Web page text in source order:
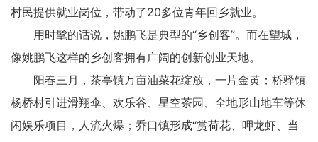
村民提供就业岗位，带动了20多位青年回乡就业。
用时髦的话说，姚鹏飞是典型的“乡创客”。而在望城，
像姚鹏飞这样的乡创客拥有广阔的创新创业天地。
阳春三月，茶亭镇万亩油菜花绽放，一片金黄；桥驿镇
杨桥村引进滑翔伞、欢乐谷、星空茶园、全地形山地车等休
闲娱乐项目，人流火爆；乔口镇形成“赏荷花、呷龙虾、当